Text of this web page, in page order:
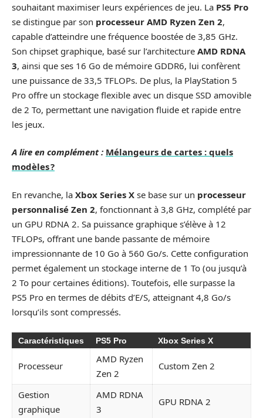
souhaitant maximiser leurs expériences de jeu. La PS5 Pro
se distingue par son processeur AMD Ryzen Zen 2,
capable d’atteindre une fréquence boostée de 3,85 GHz.
Son chipset graphique, basé sur l’architecture AMD RDNA
3, ainsi que ses 16 Go de mémoire GDDR6, lui confèrent
une puissance de 33,5 TFLOPs. De plus, la PlayStation 5
Pro offre un stockage flexible avec un disque SSD amovible
de 2 To, permettant une navigation fluide et rapide entre
les jeux.
A lire en complément : Mélangeurs de cartes : quels
modèles ?
En revanche, la Xbox Series X se base sur un processeur
personnalisé Zen 2, fonctionnant à 3,8 GHz, complété par
un GPU RDNA 2. Sa puissance graphique s’élève à 12
TFLOPs, offrant une bande passante de mémoire
impressionnante de 10 Go à 560 Go/s. Cette configuration
permet également un stockage interne de 1 To (ou jusqu’à
2 To pour certaines éditions). Toutefois, elle surpasse la
PS5 Pro en termes de débits d’E/S, atteignant 4,8 Go/s
lorsqu’ils sont compressés.
Caractéristiques PS5 Pro Xbox Series X
Processeur
AMD Ryzen
Zen 2
Custom Zen 2
Gestion
graphique
AMD RDNA
3
GPU RDNA 2